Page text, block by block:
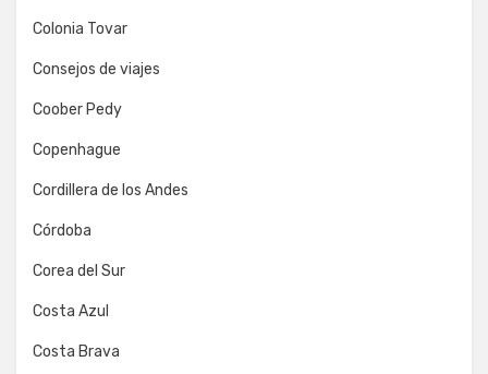
Colonia Tovar
Consejos de viajes
Coober Pedy
Copenhague
Cordillera de los Andes
Córdoba
Corea del Sur
Costa Azul
Costa Brava